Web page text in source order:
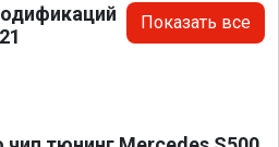
Показать все